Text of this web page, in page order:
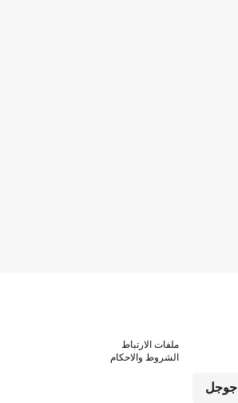
ملفات الارتباط
الشروط والاحكام